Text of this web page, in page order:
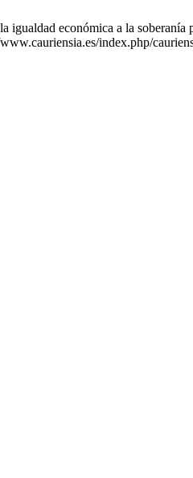
igualdad económica a la
index.php/